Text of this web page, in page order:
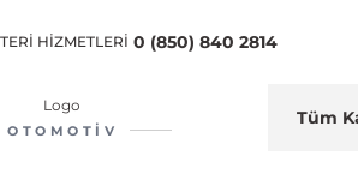
HİZMETLERİ 0 (850) 840 2814
OTOMOTIV